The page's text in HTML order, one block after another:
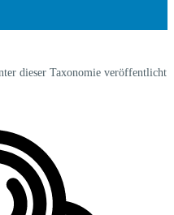
dieser Taxonomie veröffentlicht